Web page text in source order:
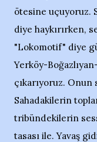
ötesine uçuyoruz.
diye haykırırken,
"Lokomotif" diye
Yerköy-
çıkarıyoruz.
Sahadakilerin
tribündekilerin
tasası ile. Yavaş